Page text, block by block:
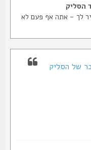
- אתה אף פעם לא